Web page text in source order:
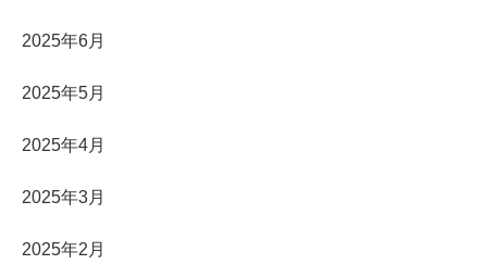
2025年6月
2025年5月
2025年4月
2025年3月
2025年2月